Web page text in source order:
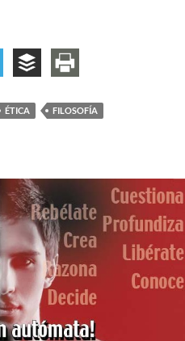
la ideología
ÉTICA
FILOSOFÍA